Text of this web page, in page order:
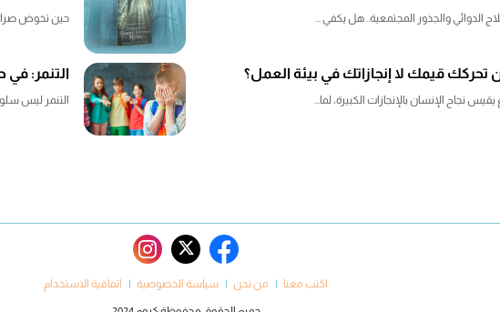
الدوائي والجذور المجتمعية.. هل يكفي ... حين تخوض
تحركك قيمك لا إنجازاتك في بيئة العمل؟
نجاح الإنسان بالإنجازات الكبيرة، لما...
التنمر:
التنمر ليس
اكتب معنا من نحن سياسة الخصوصية اتفاقية الاستخدام